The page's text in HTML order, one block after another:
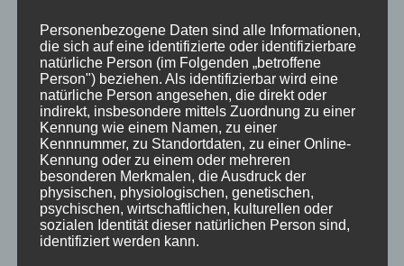
Hirsch anzutreffen! An unserem Stand finden
Sie eine Auswahl von Produkten und...
« Ältere Einträge
Neueste Beiträge
Geschenkgutscheine
Personenbezogene Daten sind alle Informationen,
die sich auf eine identifizierte oder identifizierbare
natürliche Person (im Folgenden „betroffene
Person") beziehen. Als identifizierbar wird eine
natürliche Person angesehen, die direkt oder
indirekt, insbesondere mittels Zuordnung zu einer
Kennung wie einem Namen, zu einer
Kennnummer, zu Standortdaten, zu einer Online-
Kennung oder zu einem oder mehreren
besonderen Merkmalen, die Ausdruck der
physischen, physiologischen, genetischen,
psychischen, wirtschaftlichen, kulturellen oder
sozialen Identität dieser natürlichen Person sind,
identifiziert werden kann.